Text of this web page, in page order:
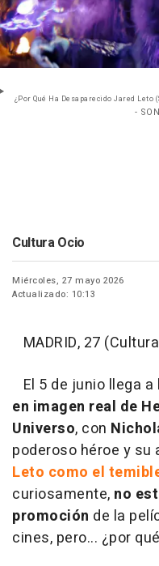
¿Por Qué Ha Desaparecido Jared
-
Cultura Ocio
Miércoles, 27 mayo 2026
Actualizado: 10:13
MADRID, 27
El 5 de junio llega
en imagen real de
Universo, con
poderoso héroe y su
Leto como el
curiosamente, no
promoción de la
cines, pero... ¿por